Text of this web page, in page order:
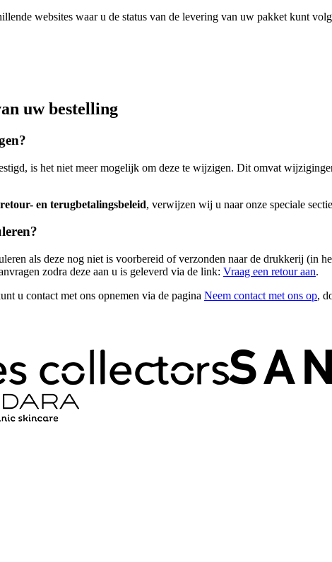
websites waar u de status van de levering van uw pakket kunt
uw bestelling
is het niet meer mogelijk om deze te wijzigen. Dit omvat
retour- en terugbetalingsbeleid, verwijzen wij u naar onze speciale sectie
als deze nog niet is voorbereid of verzonden naar de drukkerij (in
zodra deze aan u is geleverd via de link: Vraag een retour aan.
u contact met ons opnemen via de pagina Neem contact met ons op,